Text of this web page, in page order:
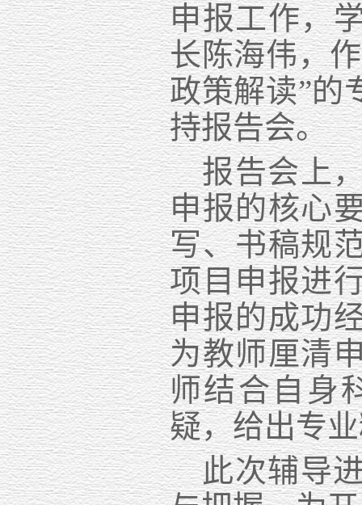
申报工作，
长陈海伟，作
政策解读”的
持报告会。
报告会上
申报的核心
写、书稿规
项目申报进
申报的成功
为教师厘清
师结合自身
疑，给出专
此次辅导